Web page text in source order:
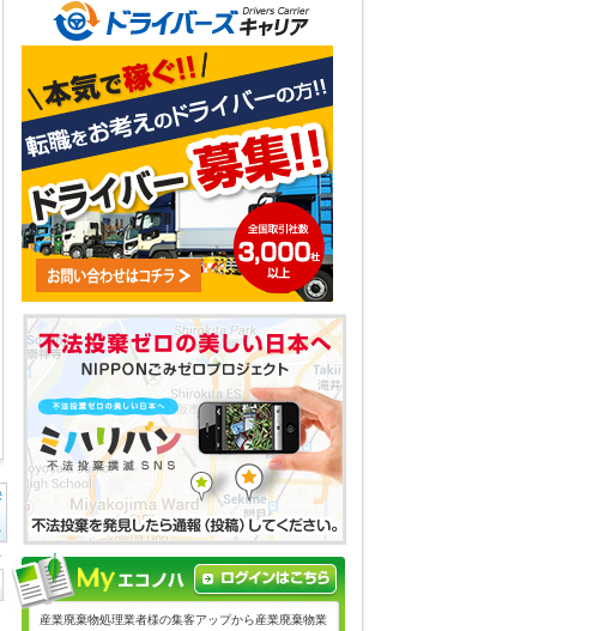
産業廃棄物処理業者様の集客アップから産業廃棄物業